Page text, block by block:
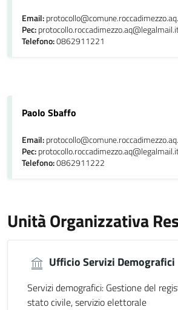
Email:
Pec:
Telefono:0862911221
Paolo Sbaffo
Email:
Pec:
Telefono:0862911222
Unità Organizzativa
Ufficio Servizi Demografici
Servizi demografici: Gestione del
stato civile, servizio elettorale